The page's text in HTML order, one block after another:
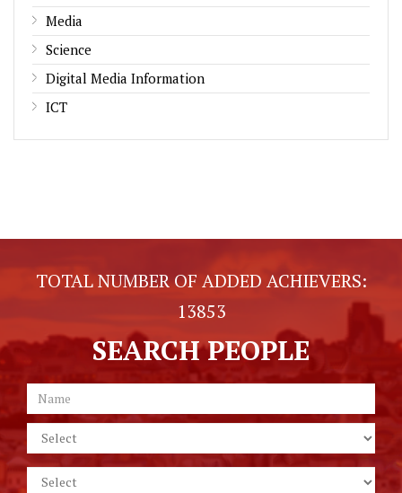
Media
Science
Digital Media Information
ICT
TOTAL NUMBER OF ADDED ACHIEVERS:
13853
SEARCH PEOPLE